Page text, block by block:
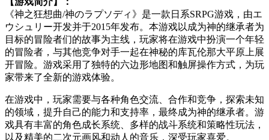
《神之狂想曲/神のラプソディ》是一款日系SRPG游戏，由エ
ウシュリー开发并于2015年发布。本游戏以成为神的继承者为
目标的冒险者们的故事为主线，玩家将在游戏中扮演一个年轻
的冒险者，与其他竞争对手一起在神秘的库瓦伦那大平原上展
开冒险。游戏采用了独特的六边形地图和触屏操作方式，为玩
家带来了全新的游戏体验。
在游戏中，玩家需要与各种角色交流、合作和竞争，探索未知
的领域，提升自己的能力和支持率，最终成为神的继承者。游
戏具有丰富的角色成长系统、多样的战斗系统和策略性玩法，
以及精美的二次元画风和动人的音乐，深受玩家喜爱。